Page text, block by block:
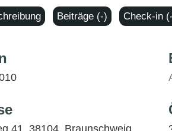
Beiträge (-) Check-in
41, 38104, Braunschweig